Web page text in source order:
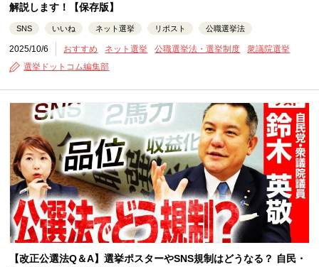
解説します！【保存版】
SNS いいね ネット選挙 リポスト 公職選挙法
2025/10/6 おすすめ ネット選挙 公職選挙法・選挙制度
衆議院選挙
選挙ドットコム編集部
【改正公選法Q＆A】選挙ポスターやSNS規制はどうなる？ 自民・